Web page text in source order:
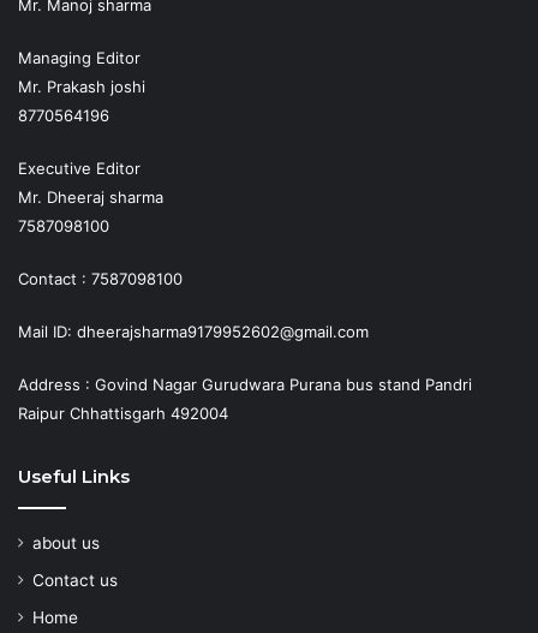
Mr. Manoj sharma
Managing Editor
Mr. Prakash joshi
8770564196
Executive Editor
Mr. Dheeraj sharma
7587098100
Contact : 7587098100
Mail ID: dheerajsharma9179952602@gmail.com
Address : Govind Nagar Gurudwara Purana bus stand Pandri
Raipur Chhattisgarh 492004
Useful Links
about us
Contact us
Home